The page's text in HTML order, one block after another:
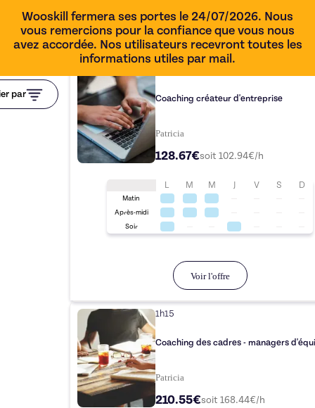
Wooskill fermera ses portes le 24/07/2026. Nous
vous remercions pour la confiance que vous nous
avez accordée. Nos utilisateurs recevront toutes les
informations utiles par mail.
par Coaching créateur d'entreprise
Patricia
128.67€soit 102.94€/h
L M M J V S D
Matin
Après-midi
Soir
Voir l'offre
1h15
Coaching des cadres - managers
Patricia
210.55€soit 168.44€/h